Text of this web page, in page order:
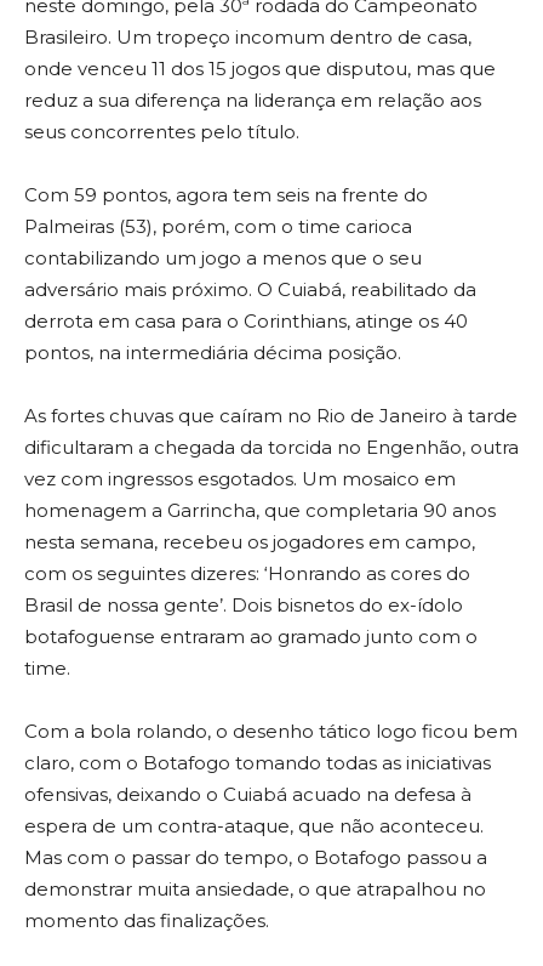
neste domingo, pela 30ª rodada do Campeonato
Brasileiro. Um tropeço incomum dentro de casa,
onde venceu 11 dos 15 jogos que disputou, mas que
reduz a sua diferença na liderança em relação aos
seus concorrentes pelo título.
Com 59 pontos, agora tem seis na frente do
Palmeiras (53), porém, com o time carioca
contabilizando um jogo a menos que o seu
adversário mais próximo. O Cuiabá, reabilitado da
derrota em casa para o Corinthians, atinge os 40
pontos, na intermediária décima posição.
As fortes chuvas que caíram no Rio de Janeiro à tarde
dificultaram a chegada da torcida no Engenhão, outra
vez com ingressos esgotados. Um mosaico em
homenagem a Garrincha, que completaria 90 anos
nesta semana, recebeu os jogadores em campo,
com os seguintes dizeres: ‘Honrando as cores do
Brasil de nossa gente’. Dois bisnetos do ex-ídolo
botafoguense entraram ao gramado junto com o
time.
Com a bola rolando, o desenho tático logo ficou bem
claro, com o Botafogo tomando todas as iniciativas
ofensivas, deixando o Cuiabá acuado na defesa à
espera de um contra-ataque, que não aconteceu.
Mas com o passar do tempo, o Botafogo passou a
demonstrar muita ansiedade, o que atrapalhou no
momento das finalizações.